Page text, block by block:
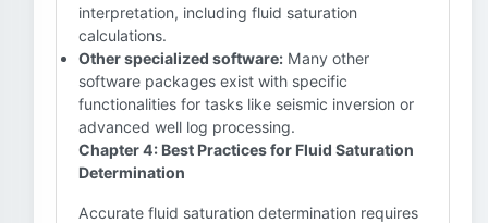
interpretation, including fluid saturation
calculations.
Other specialized software: Many other
software packages exist with specific
functionalities for tasks like seismic inversion or
advanced well log processing.
Chapter 4: Best Practices for Fluid Saturation
Determination
Accurate fluid saturation determination requires